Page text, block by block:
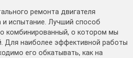
ремонта двигателя
и испытание. Лучший способ
комбинированный, о котором мы
Для наиболее эффективной работы
его обкатывать, как на